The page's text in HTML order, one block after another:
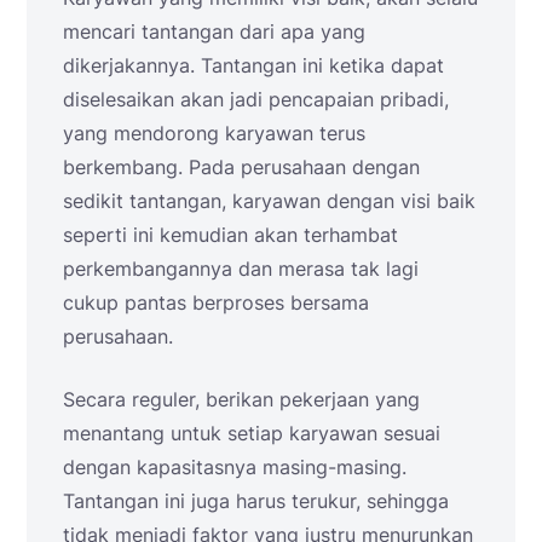
mencari tantangan dari apa yang
dikerjakannya. Tantangan ini ketika dapat
diselesaikan akan jadi pencapaian pribadi,
yang mendorong karyawan terus
berkembang. Pada perusahaan dengan
sedikit tantangan, karyawan dengan visi baik
seperti ini kemudian akan terhambat
perkembangannya dan merasa tak lagi
cukup pantas berproses bersama
perusahaan.
Secara reguler, berikan pekerjaan yang
menantang untuk setiap karyawan sesuai
dengan kapasitasnya masing-masing.
Tantangan ini juga harus terukur, sehingga
tidak menjadi faktor yang justru menurunkan